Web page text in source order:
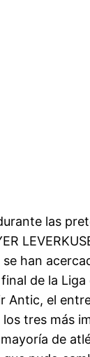
las
han
de la
Antic, el
los tres más
de